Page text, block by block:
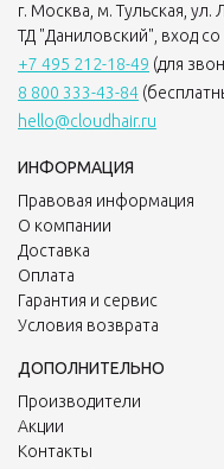
г. Москва, м. Тульская, ул.
ТД "Даниловский", вход
+7 495 212-18-49 (для
8 800 333-43-84
hello@cloudhair.ru
ИНФОРМАЦИЯ
Правовая информация
О компании
Доставка
Оплата
Гарантия и сервис
Условия возврата
ДОПОЛНИТЕЛЬНО
Производители
Акции
Контакты